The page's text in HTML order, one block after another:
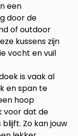
een
door de
of outdoor
kussens zijn
vocht en vuil
is vaak al
en span te
hoop
voor dat de
Zo kan jouw